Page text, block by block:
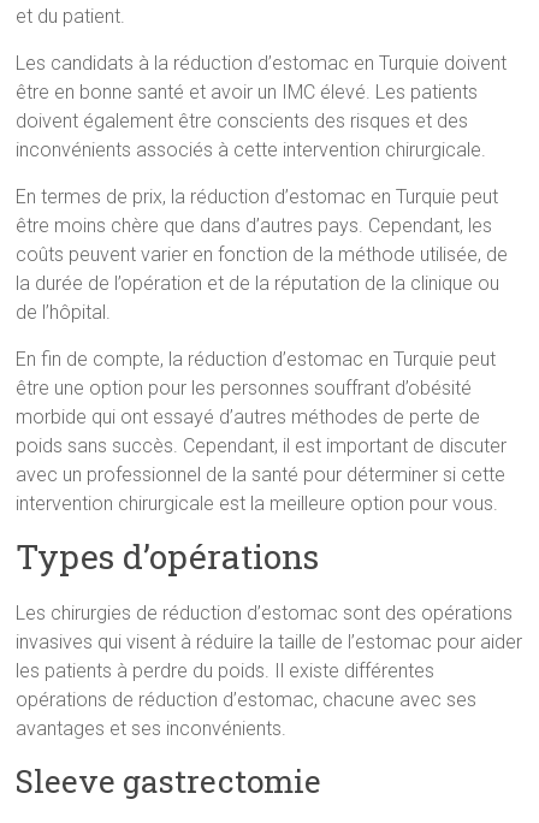
et du patient.
Les candidats à la réduction d’estomac en Turquie doivent
être en bonne santé et avoir un IMC élevé. Les patients
doivent également être conscients des risques et des
inconvénients associés à cette intervention chirurgicale.
En termes de prix, la réduction d’estomac en Turquie peut
être moins chère que dans d’autres pays. Cependant, les
coûts peuvent varier en fonction de la méthode utilisée, de
la durée de l’opération et de la réputation de la clinique ou
de l’hôpital.
En fin de compte, la réduction d’estomac en Turquie peut
être une option pour les personnes souffrant d’obésité
morbide qui ont essayé d’autres méthodes de perte de
poids sans succès. Cependant, il est important de discuter
avec un professionnel de la santé pour déterminer si cette
intervention chirurgicale est la meilleure option pour vous.
Types d’opérations
Les chirurgies de réduction d’estomac sont des opérations
invasives qui visent à réduire la taille de l’estomac pour aider
les patients à perdre du poids. Il existe différentes
opérations de réduction d’estomac, chacune avec ses
avantages et ses inconvénients.
Sleeve gastrectomie